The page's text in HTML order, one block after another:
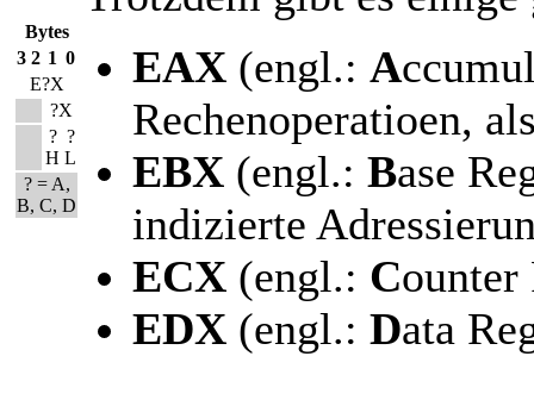
Bytes
3 2 1 0
E?X
?X
?
H
?
L
? = A,
B, C, D
EAX (engl.: A
Rechenoperatioen,
EBX (engl.: Base
indizierte
ECX (engl.: Counter
EDX (engl.: Data